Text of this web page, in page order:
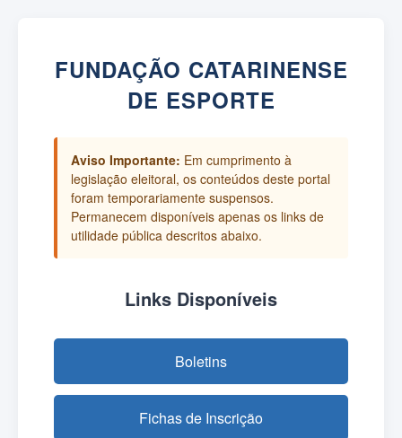
FUNDAÇÃO CATARINENSE
DE ESPORTE
Aviso Importante: Em cumprimento à
legislação eleitoral, os conteúdos deste portal
foram temporariamente suspensos.
Permanecem disponíveis apenas os links de
utilidade pública descritos abaixo.
Links Disponíveis
Boletins
Fichas de Inscrição